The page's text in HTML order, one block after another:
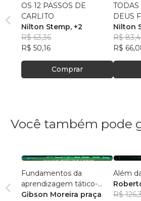
OS 12 PASSOS DE
CARLITO
Nilton Stemp, +2
R$ 63,36
R$ 50,16
Comprar
TODAS
DEUS
Nilton
R$
R$
Você também pode
Fundamentos da
aprendizagem tático-
técnica individual no
Gibson Moreira praça
Além
R$